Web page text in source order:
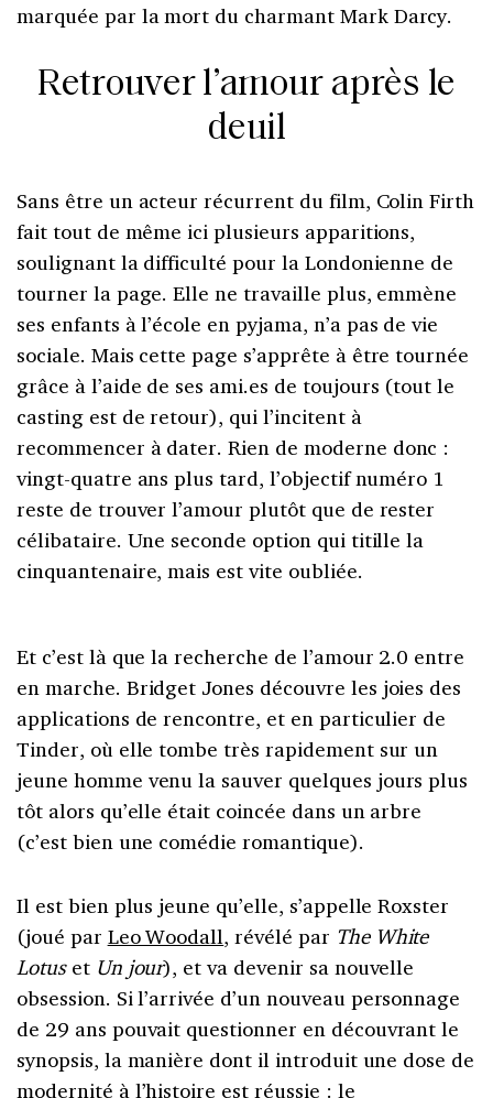
marquée par la mort du charmant Mark Darcy.
Retrouver l’amour après le
deuil
Sans être un acteur récurrent du film, Colin Firth
fait tout de même ici plusieurs apparitions,
soulignant la difficulté pour la Londonienne de
tourner la page. Elle ne travaille plus, emmène
ses enfants à l’école en pyjama, n’a pas de vie
sociale. Mais cette page s’apprête à être tournée
grâce à l’aide de ses ami.es de toujours (tout le
casting est de retour), qui l’incitent à
recommencer à dater. Rien de moderne donc :
vingt-quatre ans plus tard, l’objectif numéro 1
reste de trouver l’amour plutôt que de rester
célibataire. Une seconde option qui titille la
cinquantenaire, mais est vite oubliée.
Et c’est là que la recherche de l’amour 2.0 entre
en marche. Bridget Jones découvre les joies des
applications de rencontre, et en particulier de
Tinder, où elle tombe très rapidement sur un
jeune homme venu la sauver quelques jours plus
tôt alors qu’elle était coincée dans un arbre
(c’est bien une comédie romantique).
Il est bien plus jeune qu’elle, s’appelle Roxster
(joué par Leo Woodall, révélé par The White
Lotuset Un jour), et va devenir sa nouvelle
obsession. Si l’arrivée d’un nouveau personnage
de 29 ans pouvait questionner en découvrant le
synopsis, la manière dont il introduit une dose de
modernité à l’histoire est réussie : le